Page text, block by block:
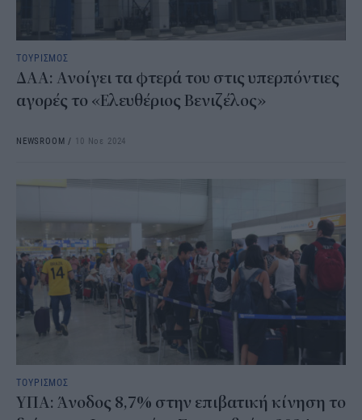
ΤΟΥΡΙΣΜΟΣ
ΔΑΑ: Ανοίγει τα φτερά του στις υπερπόντιες
αγορές το «Ελευθέριος Βενιζέλος»
NEWSROOM / 10 Νοε 2024
ΤΟΥΡΙΣΜΟΣ
ΥΠΑ: Άνοδος 8,7% στην επιβατική κίνηση το